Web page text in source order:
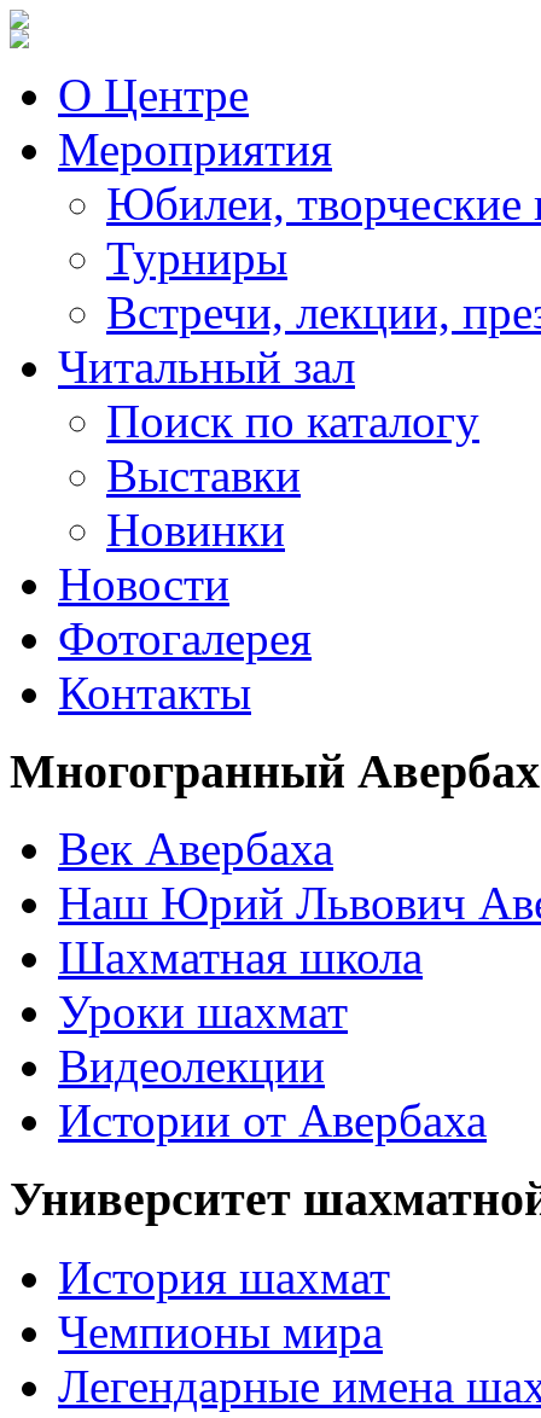
О Центре
Мероприятия
Юбилеи, творческие
Турниры
Встречи, лекции,
Читальный зал
Поиск по каталогу
Выставки
Новинки
Новости
Фотогалерея
Контакты
Многогранный Авербах
Век Авербаха
Наш Юрий Львович
Шахматная школа
Уроки шахмат
Видеолекции
Истории от Авербаха
Университет
История шахмат
Чемпионы мира
Легендарные имена